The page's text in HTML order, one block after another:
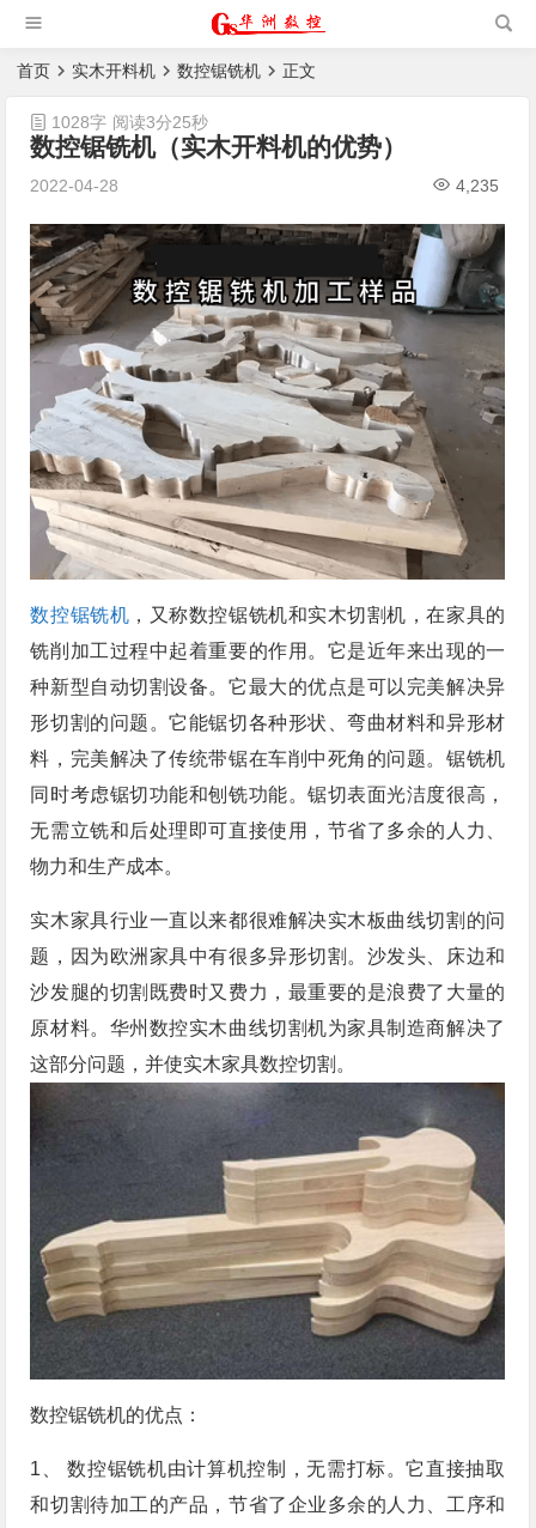
|猫抓板生产设备|非标
自动化设备
首页 实木开料机 数控锯铣机 正文
数控锯铣机（实木开料机的优势）
2022-04-28 4,235
1028字 阅读3分25秒
数控锯铣机 ，又称数控锯铣机和实木切割机，在家具的
铣削加工过程中起着重要的作用。它是近年来出现的一
种新型自动切割设备。它最大的优点是可以完美解决异
形切割的问题。它能锯切各种形状、弯曲材料和异形材
料，完美解决了传统带锯在车削中死角的问题。锯铣机
同时考虑锯切功能和刨铣功能。锯切表面光洁度很高，
无需立铣和后处理即可直接使用，节省了多余的人力、
物力和生产成本。
实木家具行业一直以来都很难解决实木板曲线切割的问
题，因为欧洲家具中有很多异形切割。沙发头、床边和
沙发腿的切割既费时又费力，最重要的是浪费了大量的
原材料。华州数控实木曲线切割机为家具制造商解决了
这部分问题，并使实木家具数控切割。
数控锯铣机的优点：
1、 数控锯铣机由计算机控制，无需打标。它直接抽取
和切割待加工的产品，节省了企业多余的人力、工序和